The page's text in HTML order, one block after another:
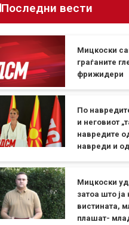
Последни вести
Мицкоски
граѓаните
фрижидери
По
и неговиот
навредите
навреди и
Мицкоски
затоа што ја
вистината,
плашат-